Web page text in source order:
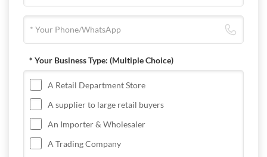
* Your Business Type: (Multiple Choice)
A Retail Department Store
A supplier to large retail buyers
An Importer & Wholesaler
A Trading Company